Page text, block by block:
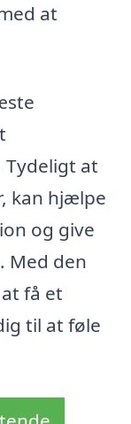
at
at
kan hjælpe
og give
Med den
få et
til at føle